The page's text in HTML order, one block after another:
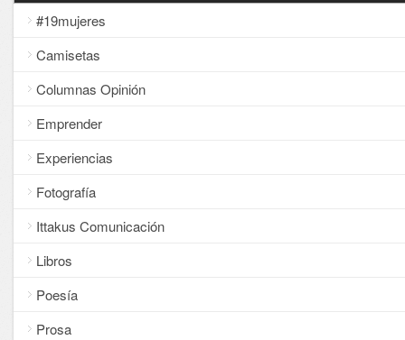
#19mujeres
Camisetas
Columnas Opinión
Emprender
Experiencias
Fotografía
Ittakus Comunicación
Libros
Poesía
Prosa